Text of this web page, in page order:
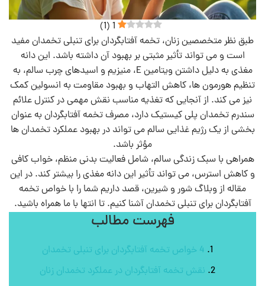
1
(
1
)
طبق نظر متخصصین زنان، تخمه آفتابگردان برای تنبلی تخمدان مفید
است و می‌ تواند تأثیر مثبتی بر بهبود آن داشته باشد. این دانه
مغذی به دلیل داشتن ویتامین E، منیزیم و اسیدهای چرب سالم، به
تنظیم هورمون‌ ها، کاهش التهاب و بهبود مقاومت به انسولین کمک
نیز می‌ کند. از آنجایی که تغذیه مناسب نقش مهمی در کنترل علائم
سندرم تخمدان پلی‌ کیستیک دارد، مصرف تخمه آفتابگردان به عنوان
بخشی از یک رژیم غذایی سالم می‌ تواند در بهبود عملکرد تخمدان‌ ها
مؤثر باشد.
همراهی با سبک زندگی سالم، شامل فعالیت بدنی منظم، خواب کافی
و کاهش استرس، می‌ تواند تأثیر این دانه مغذی را بیشتر کند. در این
مقاله از وبلاگ شور و شیرین، قصد داریم شما را با خواص تخمه
آفتابگردان برای تنبلی تخمدان آشنا کنیم. تا انتها با ما همراه باشید.
فهرست مطالب
4 خواص تخمه آفتابگردان برای تنبلی تخمدان
نقش تخمه آفتابگردان در عملکرد تخمدان‌ زنان